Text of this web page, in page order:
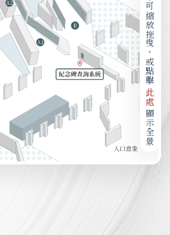
可縮放拖曳，或點擊
此處
顯示全景